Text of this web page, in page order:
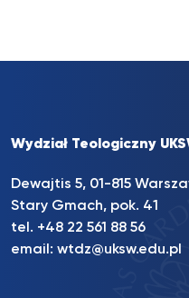
Wydział Teologiczny
Dewajtis 5, 01-815
Stary Gmach, pok. 41
tel. +48 22 561 88 56
email: wtdz@uksw.edu.pl